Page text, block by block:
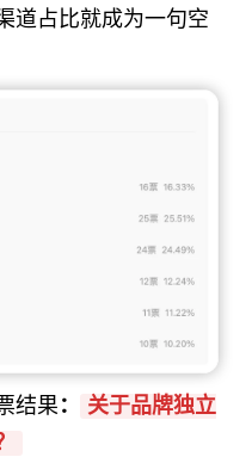
道占比就成为一句空
结果 ：
关于品牌独立